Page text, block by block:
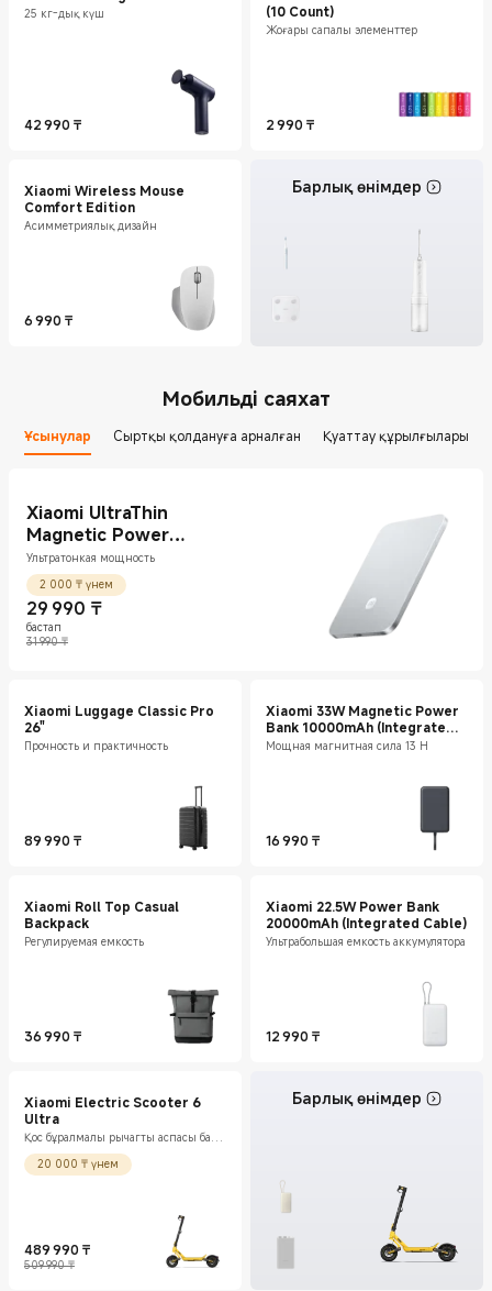
25 кг-дық күш
42 990 ₸
Current Price ₸42990
(10 Count)
Жоғары сапалы элементтер
2 990 ₸
Current Price ₸2990
Xiaomi Wireless Mouse
Comfort Edition
Асимметриялық дизайн
6 990 ₸
Current Price ₸6990
Барлық өнімдер
Мобильді саяхат
Ұсынулар Сыртқы қолдануға арналған Қуаттау құрылғылары
Xiaomi UltraThin
Magnetic Power
Bank 5000 15W
Ультратонкая мощность
2 000 ₸ үнем
29 990 ₸
Current Price ₸29990
бастап
31 990 ₸
Нарықтағы баға 31 990 ₸
Xiaomi Luggage Classic Pro
26"
Прочность и практичность
89 990 ₸
Current Price ₸89990
Xiaomi 33W Magnetic Power
Bank 10000mAh (Integrated
Cable)
Мощная магнитная сила 13 Н
16 990 ₸
Current Price ₸16990
Xiaomi Roll Top Casual
Backpack
Регулируемая емкость
36 990 ₸
Current Price ₸36990
Xiaomi 22.5W Power Bank
20000mAh (Integrated Cable)
Ультрабольшая емкость аккумулятора
12 990 ₸
Current Price ₸12990
Xiaomi Electric Scooter 6
Ultra
Қос бұралмалы рычагты аспасы бар
12 дюймдік барлық жер үсті
шиналар
20 000 ₸ үнем
489 990 ₸
Current Price ₸489990
509 990 ₸
Нарықтағы баға 509 990 ₸
Барлық өнімдер